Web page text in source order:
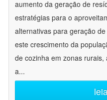
aumento da geração de
estratégias para o
alternativas para geração
este crescimento da
de cozinha em zonas
a...